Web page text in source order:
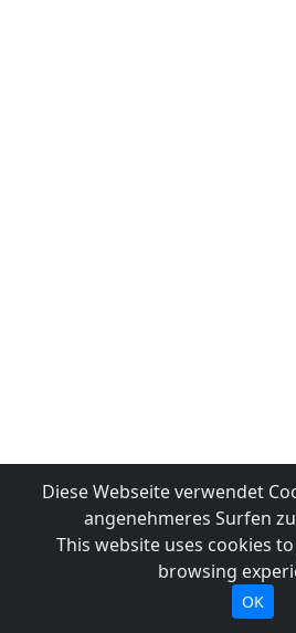
Diese Webseite verwendet
angenehmeres Surfen
This website uses cookies
browsing
OK